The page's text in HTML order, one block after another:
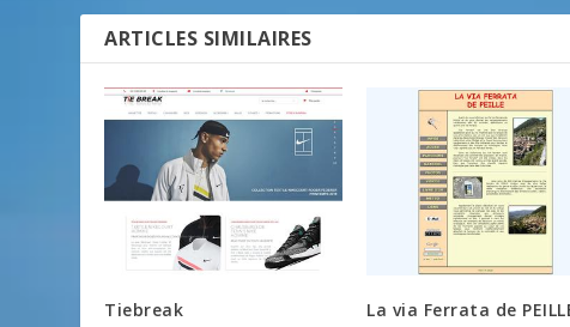
ARTICLES SIMILAIRES
Tiebreak La via Ferrata de